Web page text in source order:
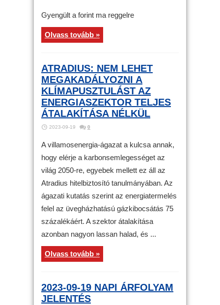
Gyengült a forint ma reggelre
Olvass tovább »
ATRADIUS: NEM LEHET
MEGAKADÁLYOZNI A
KLÍMAPUSZTULÁST AZ
ENERGIASZEKTOR TELJES
ÁTALAKÍTÁSA NÉLKÜL
2023-09-19 0
A villamosenergia-ágazat a kulcsa annak,
hogy elérje a karbonsemlegességet az
világ 2050-re, egyebek mellett ez áll az
Atradius hitelbiztosító tanulmányában. Az
ágazati kutatás szerint az energiatermelés
felel az üvegházhatású gázkibocsátás 75
százalékáért. A szektor átalakítása
azonban nagyon lassan halad, és ...
Olvass tovább »
2023-09-19 NAPI ÁRFOLYAM
JELENTÉS